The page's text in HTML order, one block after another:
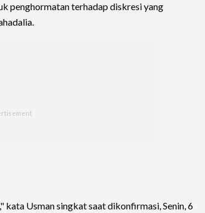
penghormatan terhadap diskresi yang
Usman singkat saat dikonfirmasi, Senin, 6